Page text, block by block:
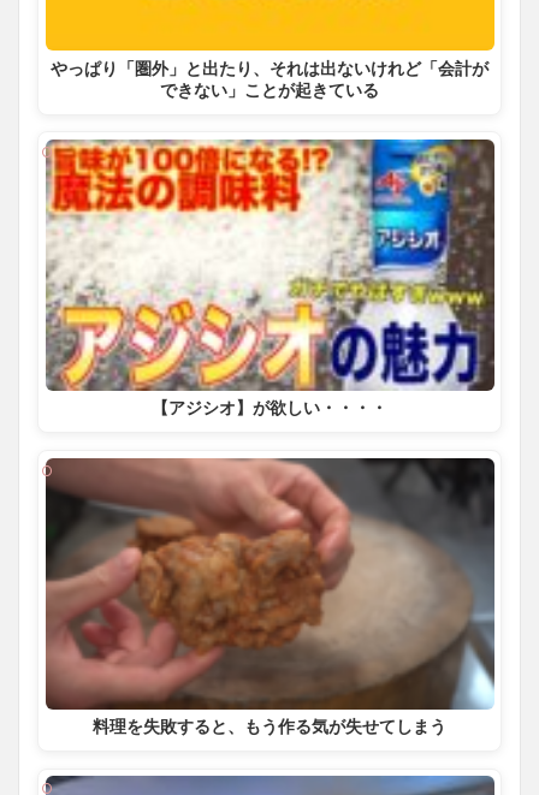
やっぱり「圏外」と出たり、それは出ないけれど「会計が
できない」ことが起きている
【アジシオ】が欲しい・・・・
料理を失敗すると、もう作る気が失せてしまう